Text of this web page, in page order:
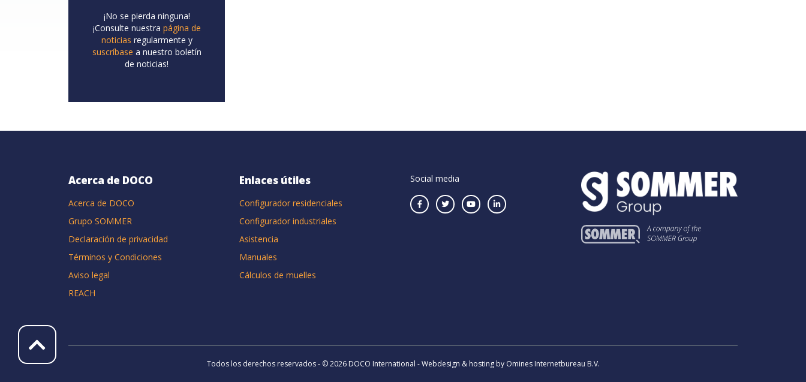
¡No se pierda ninguna!
¡Consulte nuestra página de
noticias regularmente y
suscríbase a nuestro boletín
de noticias!
Acerca de DOCO
Acerca de DOCO
Grupo SOMMER
Declaración de privacidad
Términos y Condiciones
Aviso legal
REACH
Enlaces útiles
Configurador residenciales
Configurador industriales
Asistencia
Manuales
Cálculos de muelles
Social media
Todos los derechos reservados - © 2026 DOCO International - Webdesign & hosting by Omines Internetbureau B.V.